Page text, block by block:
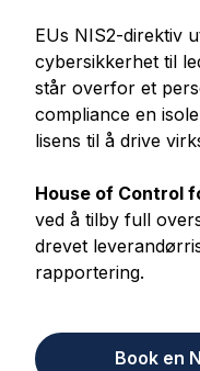
EUs NIS2-direktiv
cybersikkerhet til
står overfor et
compliance en
lisens til å drive
House of Control
ved å tilby full
drevet
rapportering.
Book en